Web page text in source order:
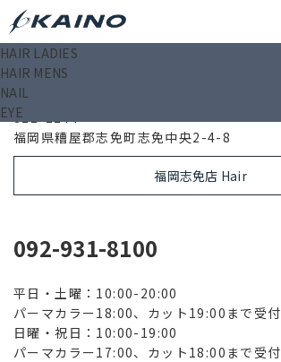
HAIR LADIES
HAIR MENS
NAIL
EYE
福岡志免店 Nail＆Eye
811-2244
福岡県糟屋郡志免町志免中央2-4-8
福岡志免店 Hair
092-931-8100
平日・土曜：10:00-20:00
パーマカラー18:00、カット19:00まで受付
日曜・祝日：10:00-19:00
パーマカラー17:00、カット18:00まで受付